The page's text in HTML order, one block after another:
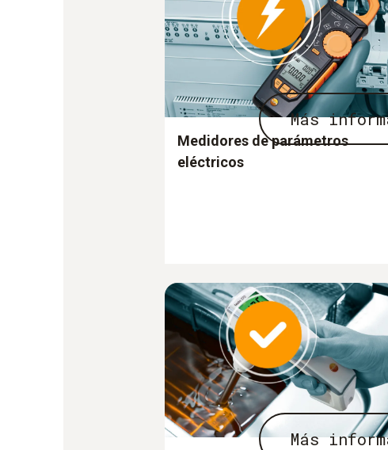
Más
Medidores de parámetros
eléctricos
Más